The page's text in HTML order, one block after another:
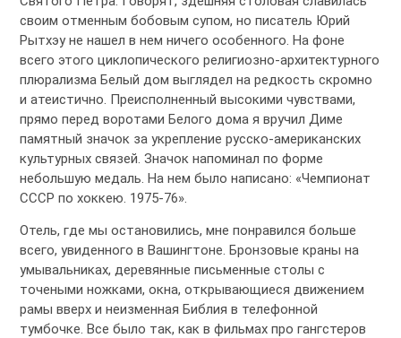
своим отменным бобовым супом, но писатель Юрий
Рытхэу не нашел в нем ничего особенного. На фоне
всего этого циклопического религиозно-архитектурного
плюрализма Белый дом выглядел на редкость скромно
и атеистично. Преисполненный высокими чувствами,
прямо перед воротами Белого дома я вручил Диме
памятный значок за укрепление русско-американских
культурных связей. Значок напоминал по форме
небольшую медаль. На нем было написано: «Чемпионат
СССР по хоккею. 1975-76».
Отель, где мы остановились, мне понравился больше
всего, увиденного в Вашингтоне. Бронзовые краны на
умывальниках, деревянные письменные столы с
точеными ножками, окна, открывающиеся движением
рамы вверх и неизменная Библия в телефонной
тумбочке. Все было так, как в фильмах про гангстеров